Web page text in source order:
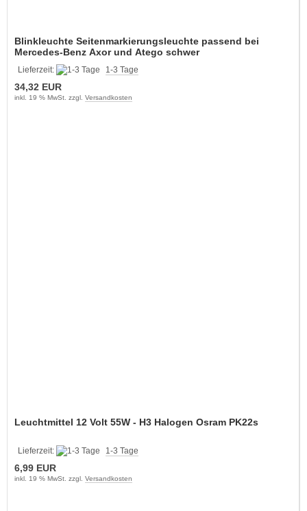
Blinkleuchte Seitenmarkierungsleuchte passend bei
Mercedes-Benz Axor und Atego schwer
Lieferzeit: 1-3 Tage
34,32 EUR
inkl. 19 % MwSt. zzgl. Versandkosten
Leuchtmittel 12 Volt 55W - H3 Halogen Osram PK22s
Lieferzeit: 1-3 Tage
6,99 EUR
inkl. 19 % MwSt. zzgl. Versandkosten